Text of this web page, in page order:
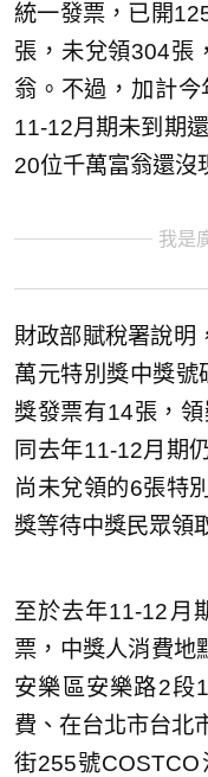
統一發票，已開
張，未兌領304張
翁。不過，加計
11-12月期未到期
20位千萬富翁還沒
我是
財政部賦稅署說明
萬元特別獎中獎號
獎發票有14張，
同去年11-12月期
尚未兌領的6張特
獎等待中獎民眾領
至於去年11-12月
票，中獎人消費地
安樂區安樂路2段
費、在台北市台北
街255號